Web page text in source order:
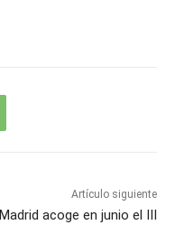
Artículo siguiente
Madrid acoge en junio el III